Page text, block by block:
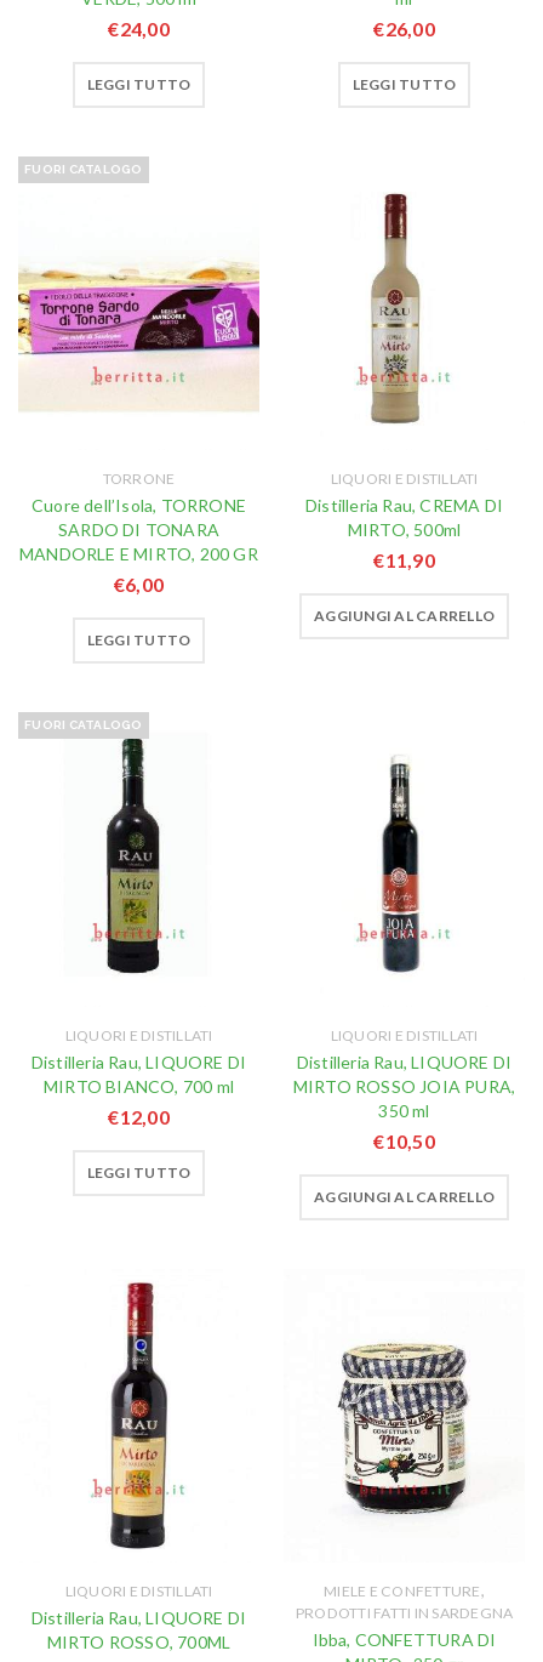
€24,00
LEGGI TUTTO
€26,00
LEGGI TUTTO
FUORI CATALOGO
TORRONE
Cuore dell’Isola, TORRONE
SARDO DI TONARA
MANDORLE E MIRTO, 200 GR
€6,00
LEGGI TUTTO
LIQUORI E DISTILLATI
Distilleria Rau, CREMA DI
MIRTO, 500ml
€11,90
AGGIUNGI AL CARRELLO
FUORI CATALOGO
LIQUORI E DISTILLATI
Distilleria Rau, LIQUORE DI
MIRTO BIANCO, 700 ml
€12,00
LEGGI TUTTO
LIQUORI E DISTILLATI
Distilleria Rau, LIQUORE DI
MIRTO ROSSO JOIA PURA,
350 ml
€10,50
AGGIUNGI AL CARRELLO
LIQUORI E DISTILLATI
Distilleria Rau, LIQUORE DI
MIRTO ROSSO, 700ML
MIELE E CONFETTURE,
PRODOTTI FATTI IN SARDEGNA
Ibba, CONFETTURA DI